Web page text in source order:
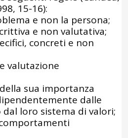
15-16):
e non la persona;
e non valutativa;
concreti e non
valutazione
sua importanza
dalle
loro sistema di valori;